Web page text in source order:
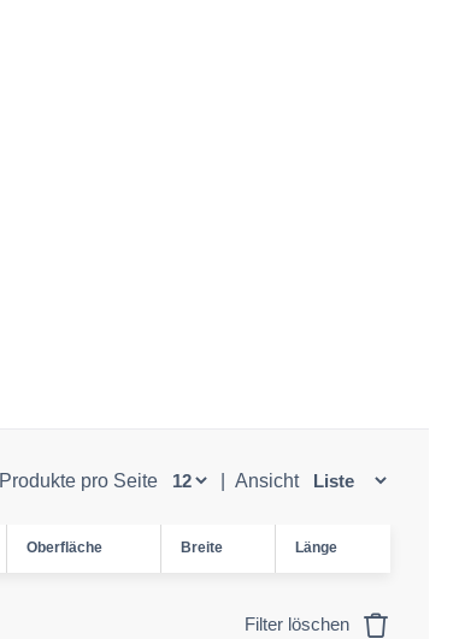
Produkte pro Seite Ansicht
Oberfläche Breite Länge
Filter löschen